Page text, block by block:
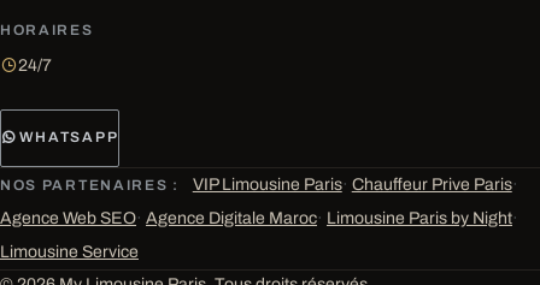
HORAIRES
24/7
WHATSAPP
NOS PARTENAIRES : VIP Limousine Paris· Chauffeur Prive Paris·
Agence Web SEO· Agence Digitale Maroc· Limousine Paris by Night·
Limousine Service